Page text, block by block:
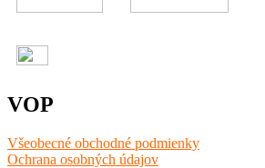
VOP
Všeobecné obchodné podmienky
Ochrana osobných údajov